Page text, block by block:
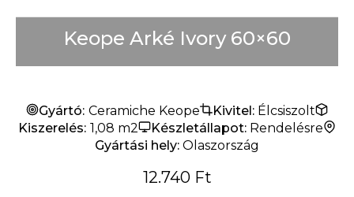
Keope Arké Ivory 60×60
Gyártó: Ceramiche Keope Kivitel: Élcsiszolt
Kiszerelés: 1,08 m2 Készletállapot: Rendelésre
Gyártási hely: Olaszország
12.740 Ft